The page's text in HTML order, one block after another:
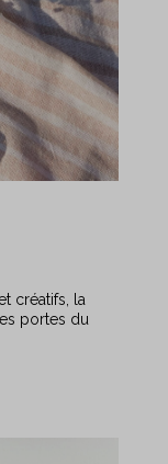
créatifs, la
portes du